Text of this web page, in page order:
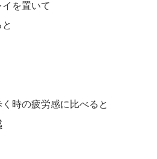
を置いて
時の疲労感に比べると